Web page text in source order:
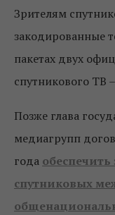
Зрителям
закодированные
пакетах двух
спутникового ТВ –
Позже глава
медиагрупп
года
спутниковых